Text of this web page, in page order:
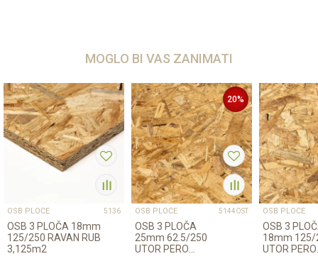
MOGLO BI VAS ZANIMATI
OSB PLOČE 5136
OSB 3 PLOČA 18mm
125/250 RAVAN RUB
3,125m2
20%
OSB PLOČE 5144OST
OSB 3 PLOČA
25mm 62.5/250
UTOR PERO
OSB PLOČE
OSB 3
18mm 125/
UTOR PERO